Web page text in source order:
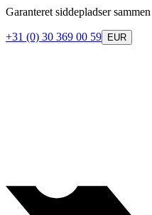
Garanteret siddepladser sammen
+31 (0) 30 369 00 59 EUR